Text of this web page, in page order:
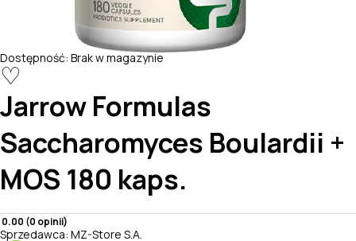
Dostępność: Brak w magazynie
♡
Jarrow Formulas
Saccharomyces Boulardii +
MOS 180 kaps.
0.00 (0 opinii)
Sprzedawca: MZ-Store S.A.